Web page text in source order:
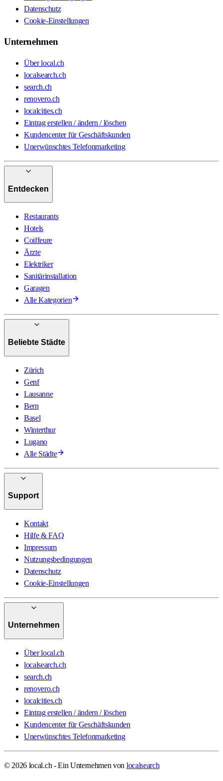
Datenschutz
Cookie-Einstellungen
Unternehmen
Über local.ch
localsearch.ch
search.ch
renovero.ch
localcities.ch
Eintrag erstellen / ändern / löschen
Kundencenter für Geschäftskunden
Unerwünschtes Telefonmarketing
Entdecken
Restaurants
Hotels
Coiffeure
Ärzte
Elektriker
Sanitärinstallation
Garagen
Alle Kategorien
Beliebte Städte
Zürich
Genf
Lausanne
Bern
Basel
Winterthur
Lugano
Alle Städte
Support
Kontakt
Hilfe & FAQ
Impressum
Nutzungsbedingungen
Datenschutz
Cookie-Einstellungen
Unternehmen
Über local.ch
localsearch.ch
search.ch
renovero.ch
localcities.ch
Eintrag erstellen / ändern / löschen
Kundencenter für Geschäftskunden
Unerwünschtes Telefonmarketing
© 2026 local.ch - Ein Unternehmen von localsearch